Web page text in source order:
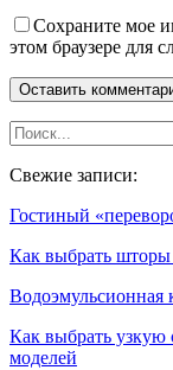
Сохраните мое
этом браузере для
Свежие записи:
Гостиный
Как выбрать шторы
Как выбрать
моделей